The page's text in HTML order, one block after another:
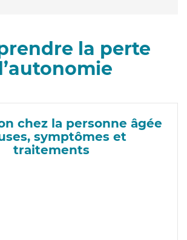
la perte
chez la personne âgée
symptômes et
traitements